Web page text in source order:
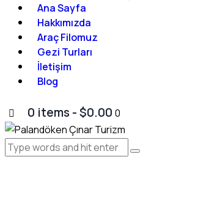
Ana Sayfa
Hakkımızda
Araç Filomuz
Gezi Turları
İletişim
Blog
0 items -$0.00 0